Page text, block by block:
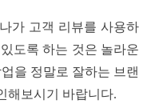
가 고객 리뷰를 사용하
도록 하는 것은 놀라운
을 정말로 잘하는 브랜
해보시기 바랍니다.